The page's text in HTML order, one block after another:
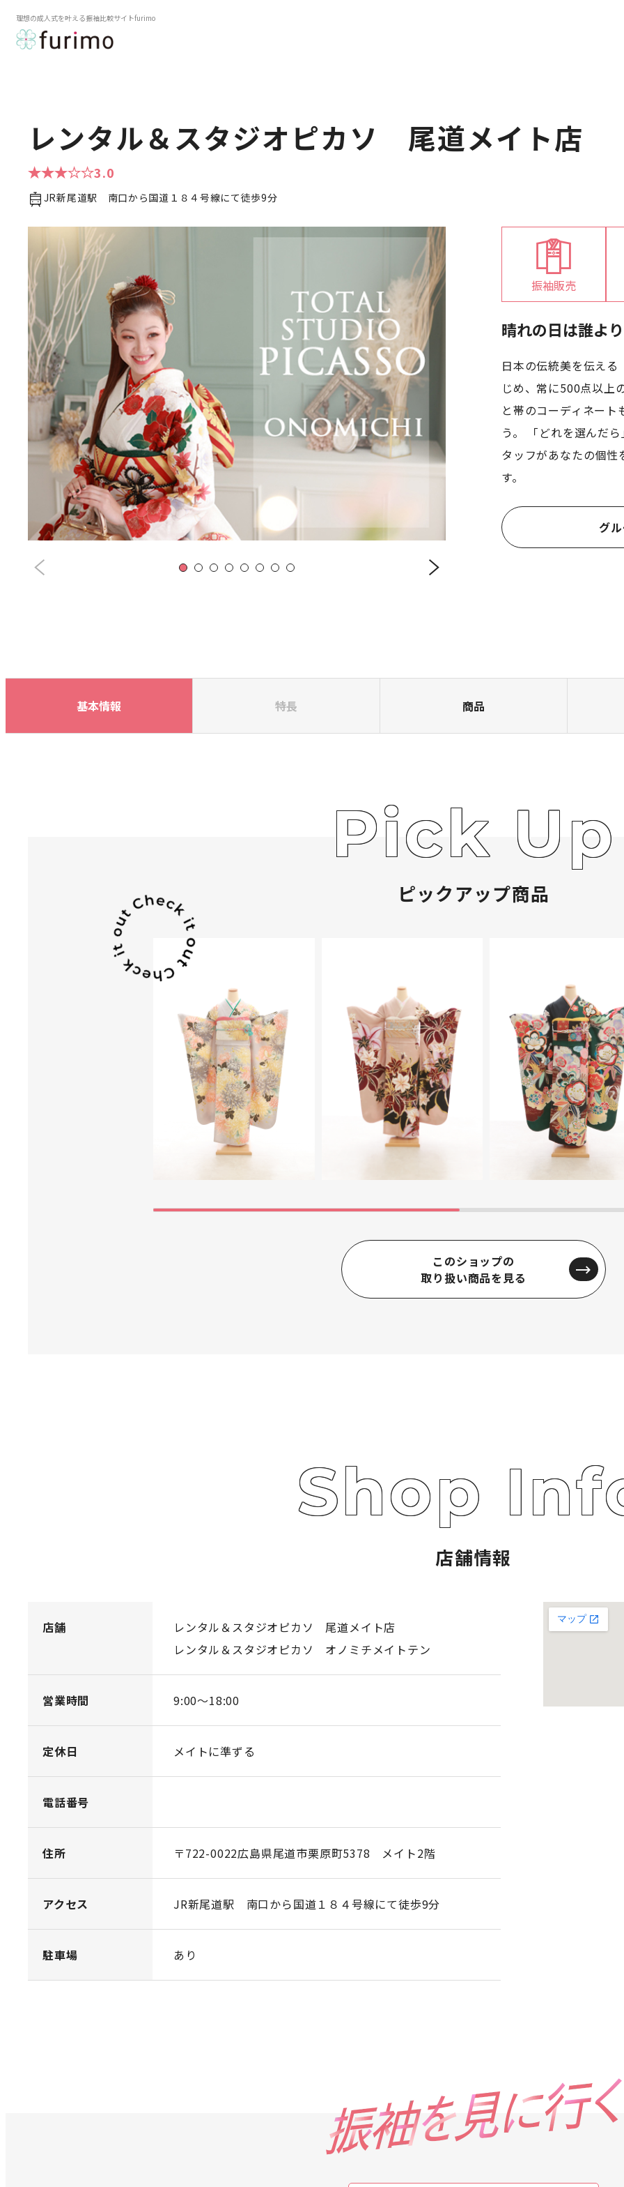
理想の成人式を叶える振袖比較サイトfurimo
レンタル＆スタジオピカソ 尾道メイト店
3.0
JR新尾道駅 南口から国道１８４号線にて徒歩9分
振袖販売
応
晴れの日は誰よ
日本の伝統美を伝え
じめ、常に500点以上
と帯のコーディネー
う。 「どれを選んだ
タッフがあなたの個性
す。
グ
基本情報 特長 商品
ピックアップ商品
このショップの
取り扱い商品を見る
店舗情報
店舗
レンタル＆スタジオピカソ 尾道メイト店
レンタル＆スタジオピカソ オノミチメイトテン
営業時間 9:00〜18:00
定休日 メイトに準ずる
電話番号
住所 〒722-0022広島県尾道市栗原町5378 メイト2階
アクセス JR新尾道駅 南口から国道１８４号線にて徒歩9分
駐車場 あり